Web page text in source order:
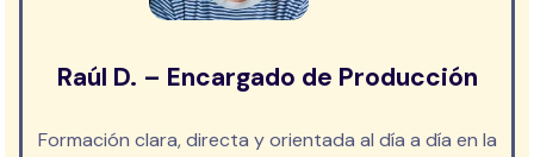
Raúl D. – Encargado de Producción
Formación clara, directa y orientada al día a día en la